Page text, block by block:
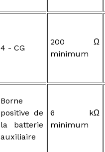
4 - CG
200 Ω
minimum
Borne
positive de
la batterie
auxiliaire
6 kΩ
minimum